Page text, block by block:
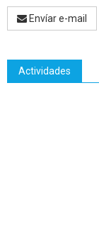
Envíar e-mail
Actividades